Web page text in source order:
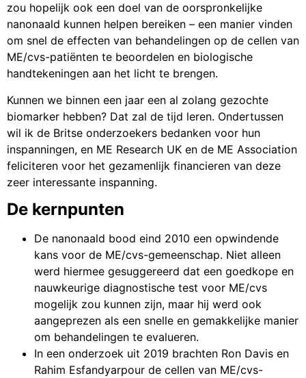
zou hopelijk ook een doel van de oorspronkelijke
nanonaald kunnen helpen bereiken – een manier vinden
om snel de effecten van behandelingen op de cellen van
ME/cvs-patiënten te beoordelen en biologische
handtekeningen aan het licht te brengen.
Kunnen we binnen een jaar een al zolang gezochte
biomarker hebben? Dat zal de tijd leren. Ondertussen
wil ik de Britse onderzoekers bedanken voor hun
inspanningen, en ME Research UK en de ME Association
feliciteren voor het gezamenlijk financieren van deze
zeer interessante inspanning.
De kernpunten
De nanonaald bood eind 2010 een opwindende
kans voor de ME/cvs-gemeenschap. Niet alleen
werd hiermee gesuggereerd dat een goedkope en
nauwkeurige diagnostische test voor ME/cvs
mogelijk zou kunnen zijn, maar hij werd ook
aangeprezen als een snelle en gemakkelijke manier
om behandelingen te evalueren.
In een onderzoek uit 2019 brachten Ron Davis en
Rahim Esfandyarpour de cellen van ME/cvs-